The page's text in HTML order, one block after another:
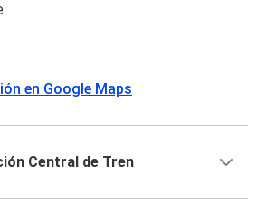
en Google Maps
Central de Tren